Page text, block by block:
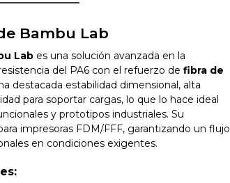
Bambu Lab
Lab es una solución avanzada en la
del PA6 con el refuerzo defibra de
destacada estabilidad dimensional, alta
para soportar cargas, lo que lo hace ideal
y prototipos industriales. Su
impresoras FDM/FFF, garantizando un flujo
en condiciones exigentes.